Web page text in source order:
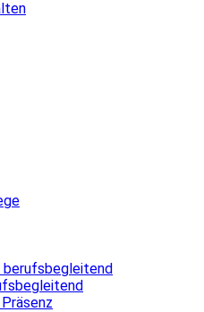
berufsbegleitend